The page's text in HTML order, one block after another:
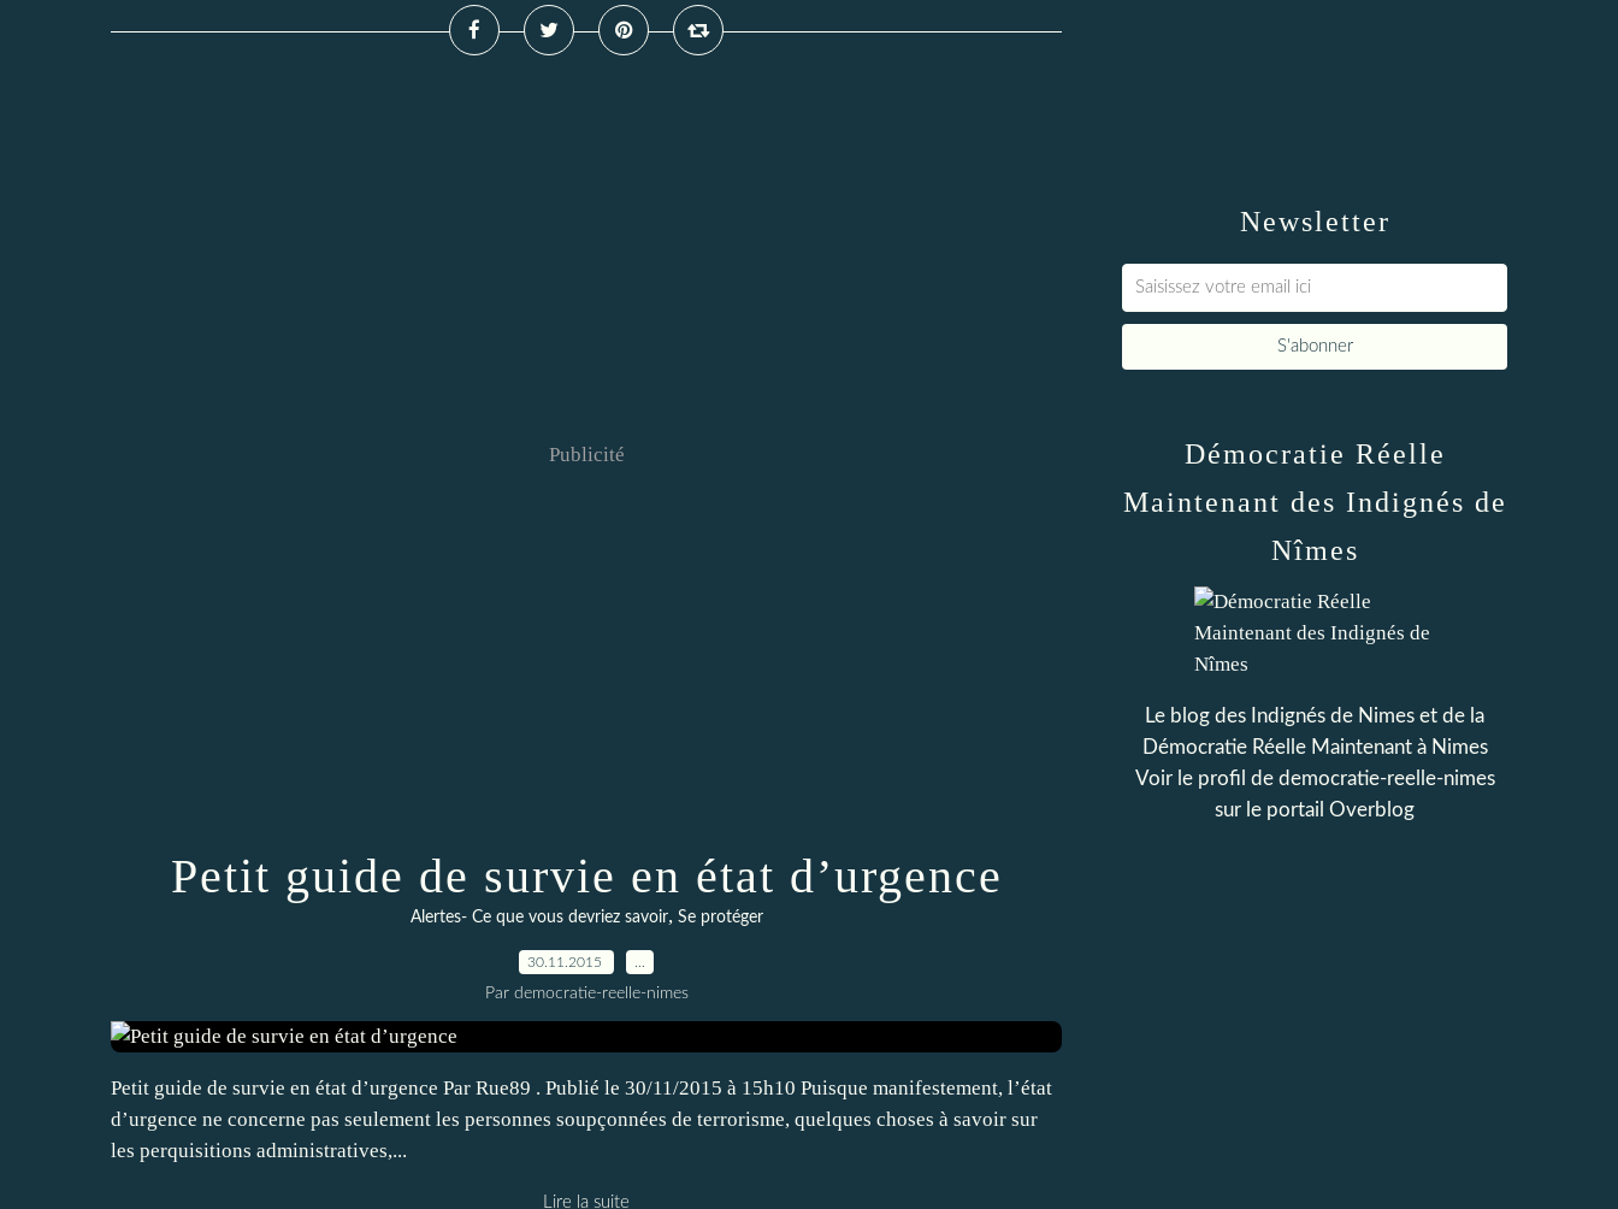
Publicité
Petit guide de survie en état d’urgence
Alertes- Ce que vous devriez savoir, Se protéger
30.11.2015
Par democratie-reelle-nimes
Petit guide de survie en état d’urgence Par Rue89 . Publié le 30/11/2015 à 15h10 Puisque manifestement, l’état
d’urgence ne concerne pas seulement les personnes soupçonnées de terrorisme, quelques choses à savoir sur
les perquisitions administratives,...
Lire la suite
Newsletter
Démocratie Réelle
Maintenant des Indignés de
Nîmes
Le blog des Indignés de Nimes et de la
Démocratie Réelle Maintenant à Nimes
Voir le profil de democratie-reelle-nimes
sur le portail Overblog